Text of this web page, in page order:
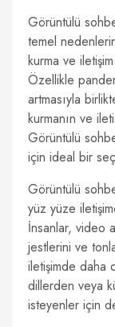
Görüntülü
temel
kurma ve
Özellikle
artmasıyla
kurmanın ve
Görüntülü
için ideal bir
Görüntülü
yüz yüze
İnsanlar, video
jestlerini ve
iletişimde daha
dillerden veya
isteyenler için